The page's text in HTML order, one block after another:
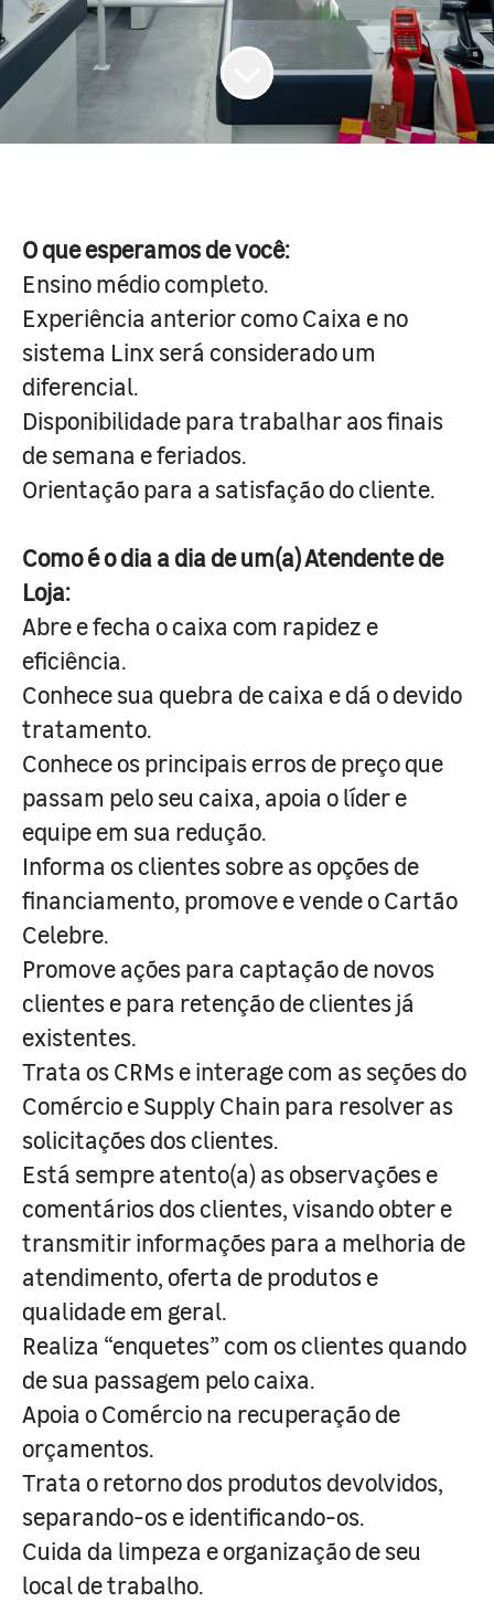
O que esperamos de você:
Ensino médio completo.
Experiência anterior como Caixa e no
sistema Linx será considerado um
diferencial.
Disponibilidade para trabalhar aos finais
de semana e feriados.
Orientação para a satisfação do cliente.
Como é o dia a dia de um(a) Atendente de
Loja:
Abre e fecha o caixa com rapidez e
eficiência.
Conhece sua quebra de caixa e dá o devido
tratamento.
Conhece os principais erros de preço que
passam pelo seu caixa, apoia o líder e
equipe em sua redução.
Informa os clientes sobre as opções de
financiamento, promove e vende o Cartão
Celebre.
Promove ações para captação de novos
clientes e para retenção de clientes já
existentes.
Trata os CRMs e interage com as seções do
Comércio e Supply Chain para resolver as
solicitações dos clientes.
Está sempre atento(a) as observações e
comentários dos clientes, visando obter e
transmitir informações para a melhoria de
atendimento, oferta de produtos e
qualidade em geral.
Realiza “enquetes” com os clientes quando
de sua passagem pelo caixa.
Apoia o Comércio na recuperação de
orçamentos.
Trata o retorno dos produtos devolvidos,
separando-os e identificando-os.
Cuida da limpeza e organização de seu
local de trabalho.